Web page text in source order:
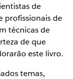
de
profissionais de
técnicas de
de que
este livro.
temas,